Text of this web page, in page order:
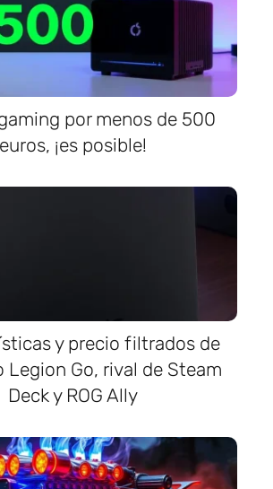
por menos de 500
euros, ¡es posible!
y precio filtrados de
Legion Go, rival de Steam
Deck y ROG Ally